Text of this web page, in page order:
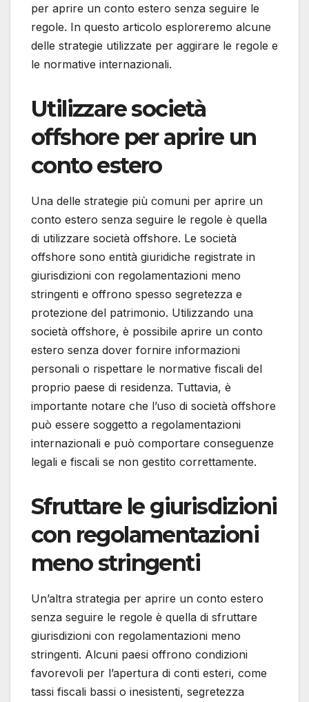
per aprire un conto estero senza seguire le
regole. In questo articolo esploreremo alcune
delle strategie utilizzate per aggirare le regole e
le normative internazionali.
Utilizzare società
offshore per aprire un
conto estero
Una delle strategie più comuni per aprire un
conto estero senza seguire le regole è quella
di utilizzare società offshore. Le società
offshore sono entità giuridiche registrate in
giurisdizioni con regolamentazioni meno
stringenti e offrono spesso segretezza e
protezione del patrimonio. Utilizzando una
società offshore, è possibile aprire un conto
estero senza dover fornire informazioni
personali o rispettare le normative fiscali del
proprio paese di residenza. Tuttavia, è
importante notare che l’uso di società offshore
può essere soggetto a regolamentazioni
internazionali e può comportare conseguenze
legali e fiscali se non gestito correttamente.
Sfruttare le giurisdizioni
con regolamentazioni
meno stringenti
Un’altra strategia per aprire un conto estero
senza seguire le regole è quella di sfruttare
giurisdizioni con regolamentazioni meno
stringenti. Alcuni paesi offrono condizioni
favorevoli per l’apertura di conti esteri, come
tassi fiscali bassi o inesistenti, segretezza